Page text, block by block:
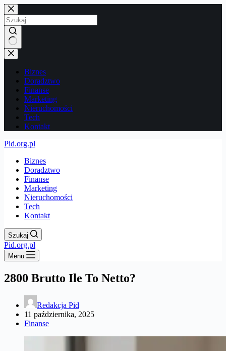
Przejdź
do
treści
Brak
wyników
Biznes
Doradztwo
Finanse
Marketing
Nieruchomości
Tech
Kontakt
Pid.org.pl
Biznes
Doradztwo
Finanse
Marketing
Nieruchomości
Tech
Kontakt
Szukaj
Pid.org.pl
Menu
2800 Brutto Ile To Netto?
Redakcja Pid
11 października, 2025
Finanse